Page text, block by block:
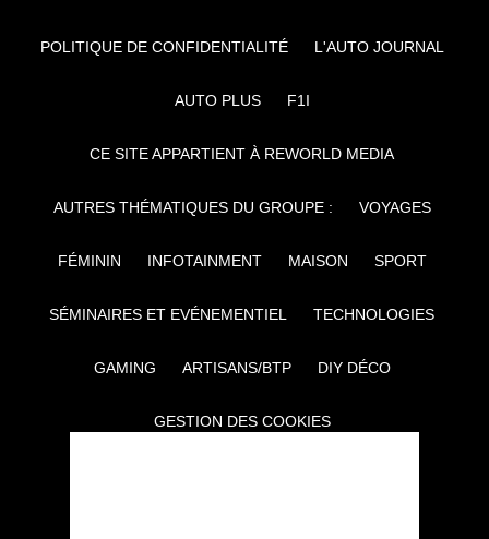
POLITIQUE DE CONFIDENTIALITÉ L'AUTO JOURNAL
AUTO PLUS F1I
CE SITE APPARTIENT À REWORLD MEDIA
AUTRES THÉMATIQUES DU GROUPE : VOYAGES
FÉMININ INFOTAINMENT MAISON SPORT
SÉMINAIRES ET EVÉNEMENTIEL TECHNOLOGIES
GAMING ARTISANS/BTP DIY DÉCO
GESTION DES COOKIES